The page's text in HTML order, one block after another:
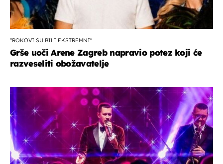
"ROKOVI SU BILI EKSTREMNI"
Grše uoči Arene Zagreb napravio potez koji će
razveseliti obožavatelje